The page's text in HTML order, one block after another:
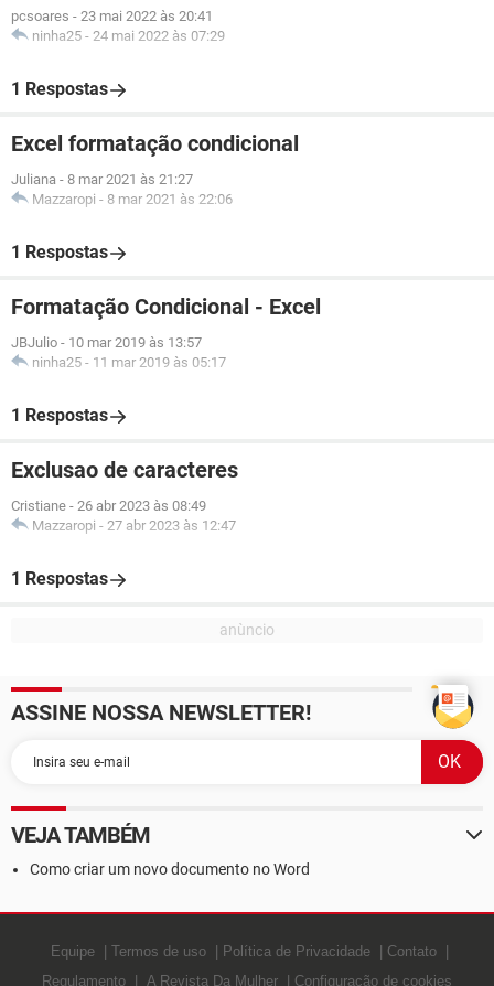
pcsoares - 23 mai 2022 às 20:41
ninha25 - 24 mai 2022 às 07:29
1 Respostas
Excel formatação condicional
Juliana - 8 mar 2021 às 21:27
Mazzaropi - 8 mar 2021 às 22:06
1 Respostas
Formatação Condicional - Excel
JBJulio - 10 mar 2019 às 13:57
ninha25 - 11 mar 2019 às 05:17
1 Respostas
Exclusao de caracteres
Cristiane - 26 abr 2023 às 08:49
Mazzaropi - 27 abr 2023 às 12:47
1 Respostas
ASSINE NOSSA NEWSLETTER!
VEJA TAMBÉM
Como criar um novo documento no Word
Equipe Termos de uso Política de Privacidade
Contato
Regulamento
A Revista Da Mulher Configuração de cookies